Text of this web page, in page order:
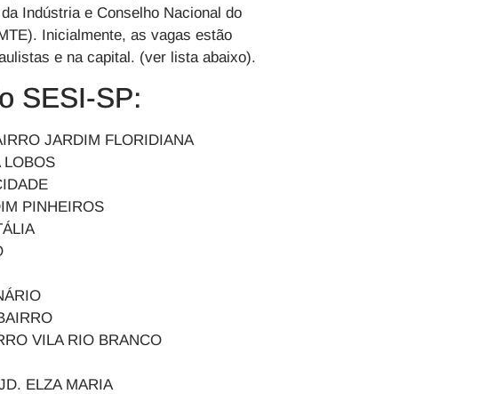
Indústria e Conselho Nacional do
. Inicialmente, as vagas estão
e na capital. (ver lista abaixo).
SESI-SP:
BAIRRO JARDIM FLORIDIANA
LOBOS
PINHEIROS
VILA RIO BRANCO
JD. ELZA MARIA